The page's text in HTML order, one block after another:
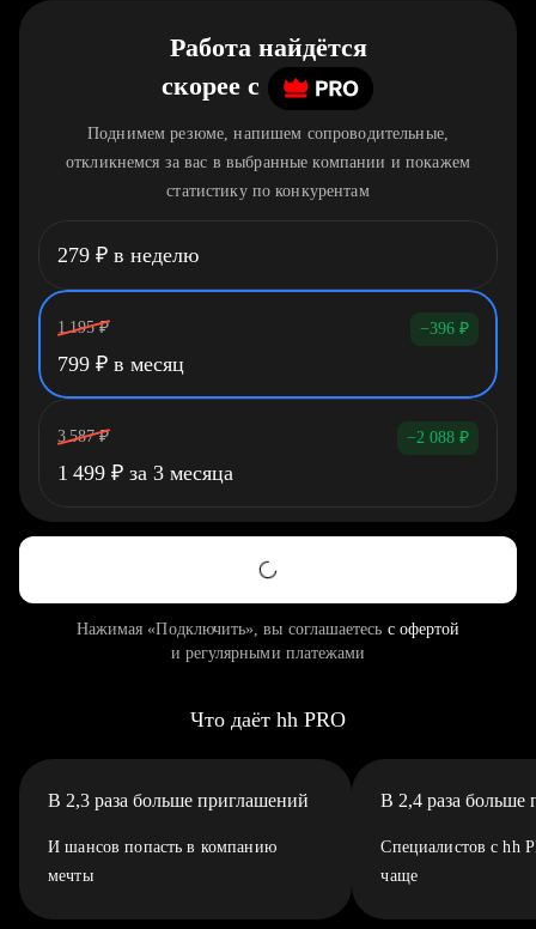
Работа найдётся
скорее c
Поднимем резюме, напишем сопроводительные,
откликнемся за вас в выбранные компании и покажем
статистику по конкурентам
279 ₽ в неделю
1 195 ₽ −396 ₽
799 ₽ в месяц
3 587 ₽ −2 088 ₽
1 499 ₽ за 3 месяца
Нажимая «Подключить», вы соглашаетесь с офертой
и регулярными платежами
Что даёт hh PRO
В 2,3 раза больше приглашений
И шансов попасть в компанию
мечты
В 2,4 раза больше
Специалистов с hh
чаще